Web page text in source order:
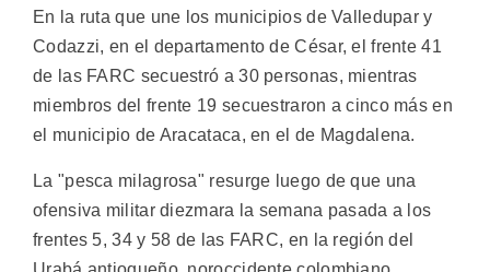
En la ruta que une los municipios de Valledupar y
Codazzi, en el departamento de César, el frente 41
de las FARC secuestró a 30 personas, mientras
miembros del frente 19 secuestraron a cinco más en
el municipio de Aracataca, en el de Magdalena.
La "pesca milagrosa" resurge luego de que una
ofensiva militar diezmara la semana pasada a los
frentes 5, 34 y 58 de las FARC, en la región del